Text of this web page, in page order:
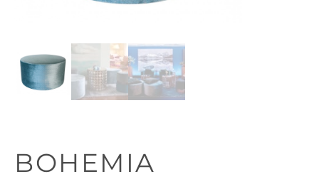
BOHEMIA